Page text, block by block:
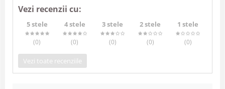
Vezi recenzii cu:
5 stele
(0)
4 stele
(0)
3 stele
(0)
2 stele
(0)
1 stele
(0)
Vezi toate recenziile